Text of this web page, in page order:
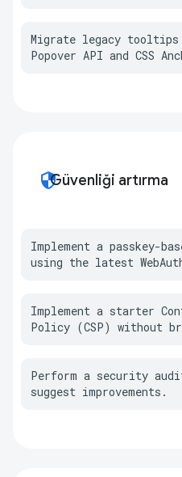
Migrate legacy
Popover API and CSS
securityGüvenliği artırma
Implement a passkey-
using the latest
Implement a starter
Policy (CSP) without
Perform a security
suggest improvements.